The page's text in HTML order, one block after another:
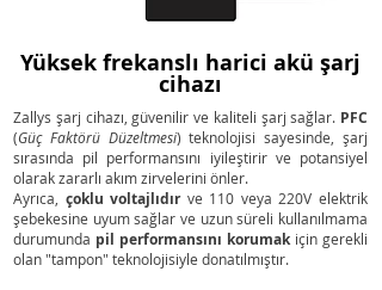
Zallys şarj cihazı, güvenilir ve kaliteli şarj sağlar. PFC
(Güç Faktörü Düzeltmesi) teknolojisi sayesinde, şarj
sırasında pil performansını iyileştirir ve potansiyel
olarak zararlı akım zirvelerini önler.
Ayrıca, çoklu voltajlıdırve 110 veya 220V elektrik
şebekesine uyum sağlar ve uzun süreli kullanılmama
durumunda pil performansını korumakiçin gerekli
olan "tampon" teknolojisiyle donatılmıştır.
Yüksek frekanslı harici akü şarj
cihazı